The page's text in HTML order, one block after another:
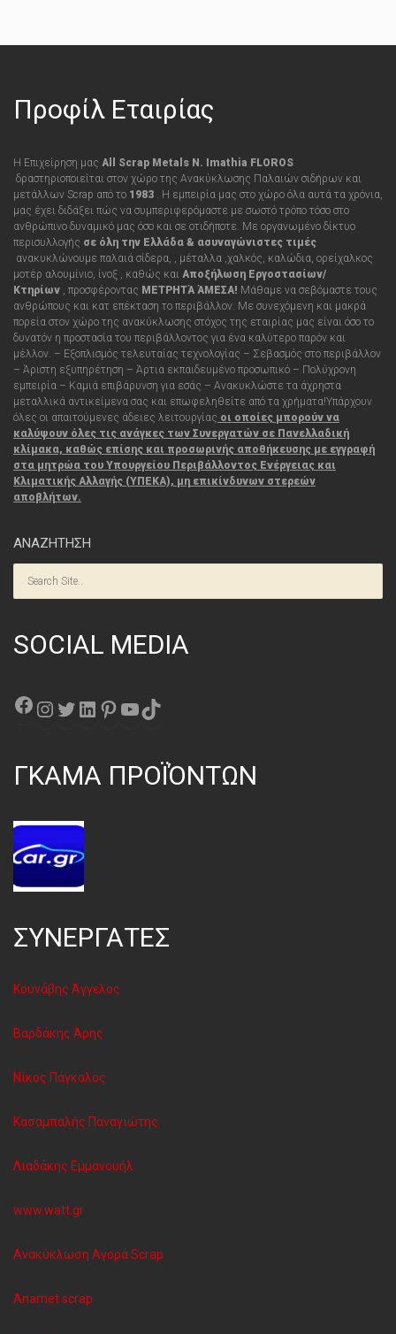
Προφίλ Εταιρίας
Η Επιχείρηση μας All Scrap Metals N. Imathia FLOROS
δραστηριοποιείται στον χώρο της Ανακύκλωσης Παλαιών σιδήρων και
μετάλλων Scrap από τo 1983 . Η εμπειρία μας στο χώρο όλα αυτά τα χρόνια,
μας έχει διδάξει πώς να συμπεριφερόμαστε με σωστό τρόπο τόσο στο
ανθρώπινο δυναμικό μας όσο και σε οτιδήποτε Με οργανωμένο δίκτυο
περισυλλογής σε όλη την Ελλάδα & ασυναγώνιστες τιμές
ανακυκλώνουμε παλαιά σίδερα, , μέταλλα ,χαλκός, καλώδια, ορείχαλκος
μοτέρ αλουμίνιο, ίνοξ , καθώς και Αποξήλωση Εργοστασίων/
Κτηρίων
προσφέροντας ΜΕΤΡΗΤΆ ΆΜΕΣΑ! Μάθαμε να σεβόμαστε τους
ανθρώπους και κατ επέκταση το περιβάλλον. Με συνεχόμενη και μακρά
πορεία στον χώρο της ανακύκλωσης στόχος της εταιρίας μας είναι όσο το
δυνατόν η προστασία του περιβάλλοντος για ένα καλύτερο παρόν και
μέλλον. – Εξοπλισμός τελευταίας τεχνολογίας – Σεβασμός στο περιβάλλον
– Άριστη εξυπηρέτηση – Άρτια εκπαιδευμένο προσωπικό – Πολύχρονη
εμπειρία – Καμιά επιβάρυνση για εσάς – Ανακυκλώστε τα άχρηστα
μεταλλικά αντικείμενα σας και επωφεληθείτε από τα χρήματα!Υπάρχουν
όλες οι απαιτούμενες άδειες λειτουργίας οι οποίες μπορούν να
καλύψουν όλες τις ανάγκες των Συνεργατών σε Πανελλαδική
κλίμακα, καθώς επίσης και προσωρινής αποθήκευσης με εγγραφή
στα μητρώα του Υπουργείου Περιβάλλοντος Ενέργειας και
Κλιματικής Αλλαγής (ΥΠΕΚΑ), μη επικίνδυνων στερεών
αποβλήτων.
ΑΝΑΖΗΤΗΣΗ
SOCIAL MEDIA
Facebook
Instagram
Twitter
Linkedin
Pinterest
YouTube
TikTok
ΓΚΑΜΑ ΠΡΟΪΌΝΤΩΝ
ΣΥΝΕΡΓΑΤΕΣ
Κουνάβης Άγγελος
Βαρδάκης Άρης
Νίκος Πάγκαλος
Κασαμπαλής Παναγιώτης
Λιαδάκης Εμμανουήλ
www.watt.gr
Ανακύκλωση Aγορά Scrap
Anamet scrap